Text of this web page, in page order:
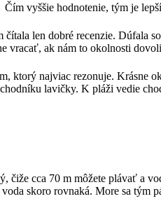
Čím vyššie hodnotenie, tým je
len dobré recenzie. Dúfala
vracať, ak nám to okolnosti
ktorý najviac rezonuje. Krásne
lavičky. K pláži vedie
čiže cca 70 m môžete plávať a
skoro rovnaká. More sa tým